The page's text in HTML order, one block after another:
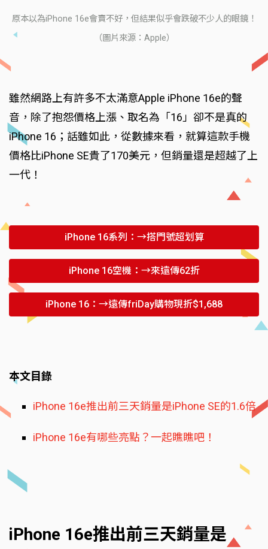
原本以為iPhone 16e會賣不好，但結果似乎會跌破不少人的眼鏡！
（圖片來源：Apple）
雖然網路上有許多不太滿意Apple iPhone 16e的聲
音，除了抱怨價格上漲、取名為「16」卻不是真的
iPhone 16；話雖如此，從數據來看，就算這款手機
價格比iPhone SE貴了170美元，但銷量還是超越了上
一代！
iPhone 16系列：→搭門號超划算
iPhone 16空機：→來遠傳62折
iPhone 16：→遠傳friDay購物現折$1,688
本文目錄
iPhone 16e推出前三天銷量是iPhone SE的1.6倍
iPhone 16e有哪些亮點？一起瞧瞧吧！
iPhone 16e推出前三天銷量是